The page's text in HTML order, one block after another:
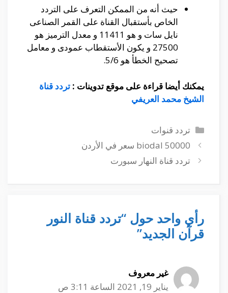
حيث أنه من الممكن التعرف على التردد
الخاص بأستقبال القناة على القمر الصناعى
نايل سات و هو 11411 و معدل الترميز هو
27500 و يكون الأستقطاب عمودى و معامل
تصحيح الخطأ هو 5/6.
يمكنك أيضا قراءة على موقع تدوينات : تردد قناة
الشيخ محمد العريفي
التصنيفات
تردد قنوات
biodal 50000 سعر في الأردن
تردد قناة النهار سبورت
رأي واحد حول “تردد قناة النور
قرآن الجديد”
غير معروف
يناير 19, 2021 الساعة 3:11 ص